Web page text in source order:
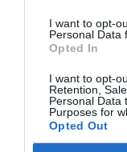
I want to opt-
Personal Data
Opted In
I want to opt-
Retention,
Personal Data
Purposes for
Opted Out